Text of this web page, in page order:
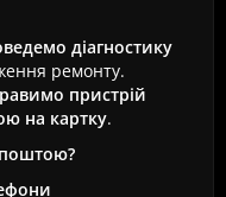
діагностику
ремонту.
пристрій
на картку.